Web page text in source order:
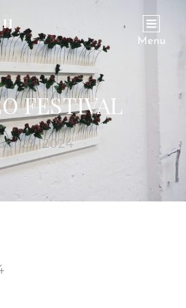
Menu
FESTIVAL
29, 2024